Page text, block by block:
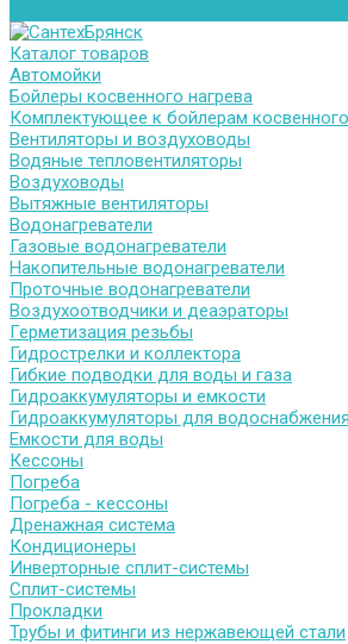
Каталог товаров
Автомойки
Бойлеры косвенного нагрева
Комплектующее к бойлерам
Вентиляторы и воздуховоды
Водяные тепловентиляторы
Воздуховоды
Вытяжные вентиляторы
Водонагреватели
Газовые водонагреватели
Накопительные водонагреватели
Проточные водонагреватели
Воздухоотводчики и деаэраторы
Герметизация резьбы
Гидрострелки и коллектора
Гибкие подводки для воды и газа
Гидроаккумуляторы и емкости
Гидроаккумуляторы для водоснабжения
Емкости для воды
Кессоны
Погреба
Погреба - кессоны
Дренажная система
Кондиционеры
Инверторные сплит-системы
Сплит-системы
Прокладки
Трубы и фитинги из нержавеющей стали